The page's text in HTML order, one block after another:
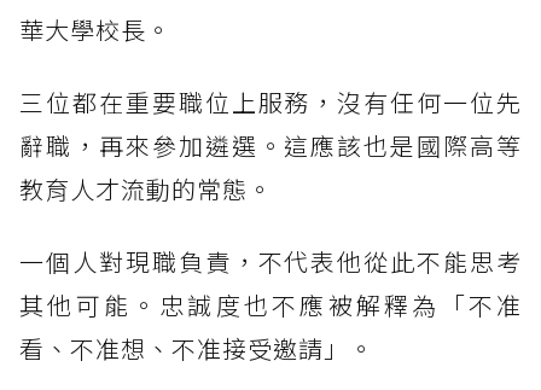
華大學校長。
三位都在重要職位上服務，沒有任何一位先
辭職，再來參加遴選。這應該也是國際高等
教育人才流動的常態。
一個人對現職負責，不代表他從此不能思考
其他可能。忠誠度也不應被解釋為「不准
看、不准想、不准接受邀請」。